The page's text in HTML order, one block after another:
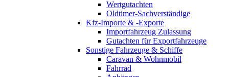
Wertgutachten
Oldtimer-Sachverständige
Kfz-Importe & -Exporte
Importfahrzeug Zulassung
Gutachten für Exportfahrzeuge
Sonstige Fahrzeuge & Schiffe
Caravan & Wohnmobil
Fahrrad